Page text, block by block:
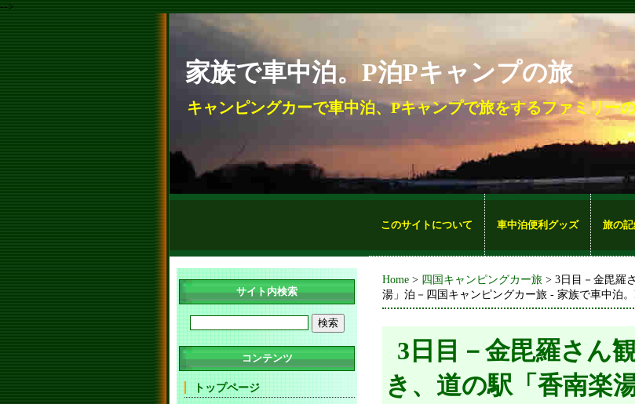
-->
家族で車中泊。P泊Pキャンプの旅
キャンピングカーで車中泊、Pキャンプで旅をするファミリー
このサイトについて 車中泊便利グッズ 旅の
Home > 四国キャンピングカー旅 > 3日目－金毘羅
湯」泊－四国キャンピングカー旅 - 家族で車中泊
3日目－金毘羅さん
き、道の駅「香南楽
サイト内検索
コンテンツ
トップページ